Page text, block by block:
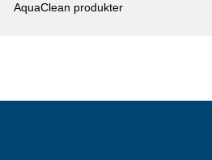
AquaClean produkter